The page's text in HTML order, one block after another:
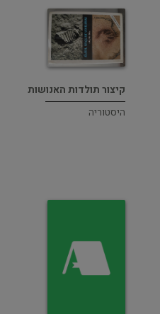
קיצור תולדות האנושות
היסטוריה